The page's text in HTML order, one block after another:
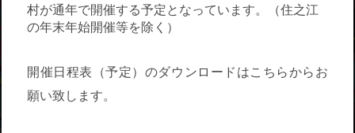
村が通年で開催する予定となっています。（住之江
の年末年始開催等を除く）
開催日程表（予定）のダウンロードはこちらからお
願い致します。